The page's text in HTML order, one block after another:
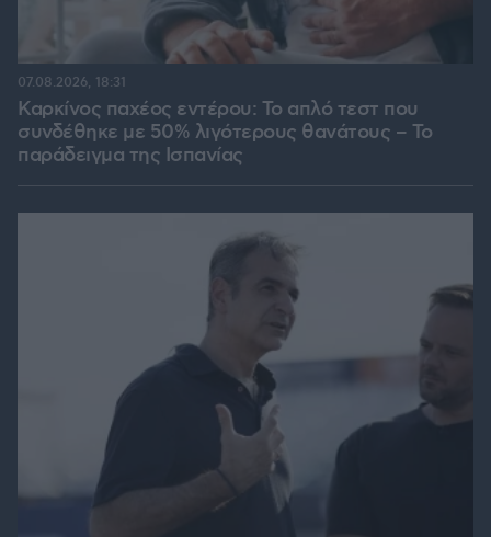
Καρκίνος παχέος εντέρου: Το απλό τεστ που
συνδέθηκε με 50% λιγότερους θανάτους – Το
παράδειγμα της Ισπανίας
07.08.2026, 18:31